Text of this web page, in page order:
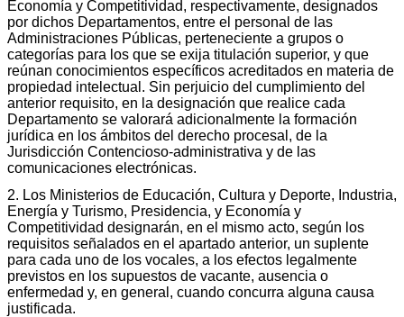
Economía y Competitividad, respectivamente, designados
por dichos Departamentos, entre el personal de las
Administraciones Públicas, perteneciente a grupos o
categorías para los que se exija titulación superior, y que
reúnan conocimientos específicos acreditados en materia de
propiedad intelectual. Sin perjuicio del cumplimiento del
anterior requisito, en la designación que realice cada
Departamento se valorará adicionalmente la formación
jurídica en los ámbitos del derecho procesal, de la
Jurisdicción Contencioso-administrativa y de las
comunicaciones electrónicas.
2. Los Ministerios de Educación, Cultura y Deporte, Industria,
Energía y Turismo, Presidencia, y Economía y
Competitividad designarán, en el mismo acto, según los
requisitos señalados en el apartado anterior, un suplente
para cada uno de los vocales, a los efectos legalmente
previstos en los supuestos de vacante, ausencia o
enfermedad y, en general, cuando concurra alguna causa
justificada.